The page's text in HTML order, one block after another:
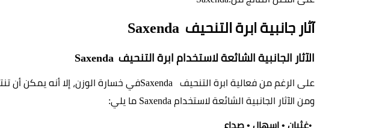
آثار جانبية ابرة التنحيف Saxenda
الآثار الجانبية الشائعة لاستخدام ابرة التنحيف Saxenda
على الرغم من فعالية ابرة التنحيف Saxenda
ومن الآثار الجانبية الشائعة لاستخدام Saxenda ما يلي:
•
•
•